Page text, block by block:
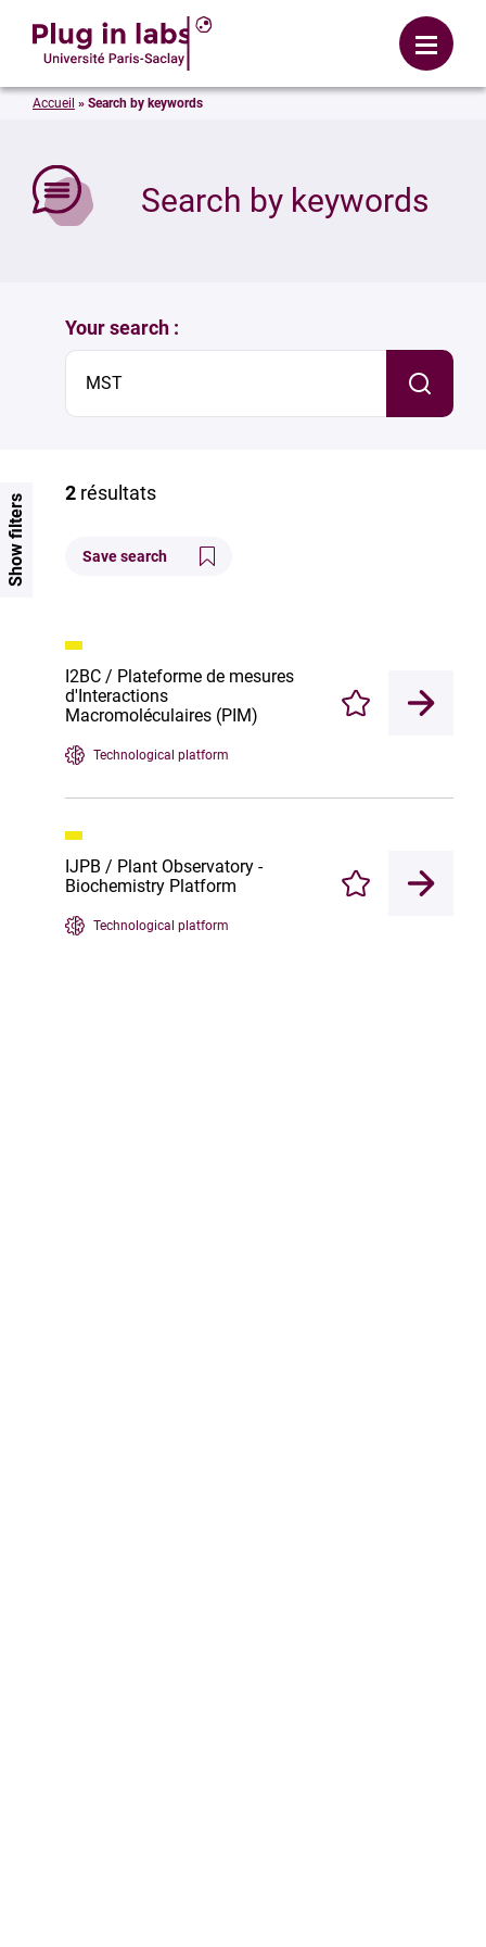
Menu
Search by keywords
Accueil » Search by keywords
Your search :
2 résultats
Save search
I2BC / Plateforme de mesures
d'Interactions
Macromoléculaires (PIM)
Technological platform
Enregistrer
IJPB / Plant Observatory -
Biochemistry Platform
Technological platform
Enregistrer
Show filters